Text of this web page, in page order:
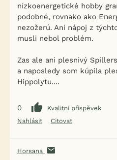
nízkoenergetické hobby
podobné, rovnako ako
nezožerú. Ani nápoj z
musli nebol problém.
Zas ale ani plesnivý
a naposledy som kúpila
Hippolytu....
0
Kvalitní příspěvek
Nahlásit
Citovat
Horsana